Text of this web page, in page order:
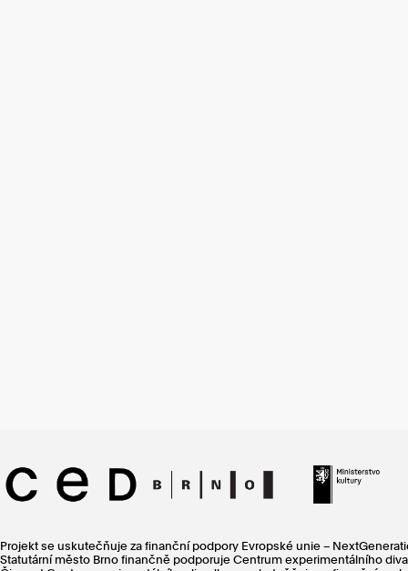
Projekt se uskutečňuje za finanční podpory Evropské unie –
Statutární město Brno finančně podporuje Centrum experimentálního